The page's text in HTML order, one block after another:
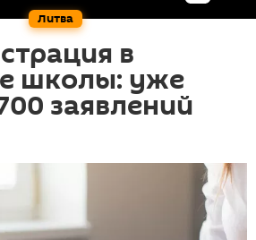
Литва
в
школы: уже
заявлений